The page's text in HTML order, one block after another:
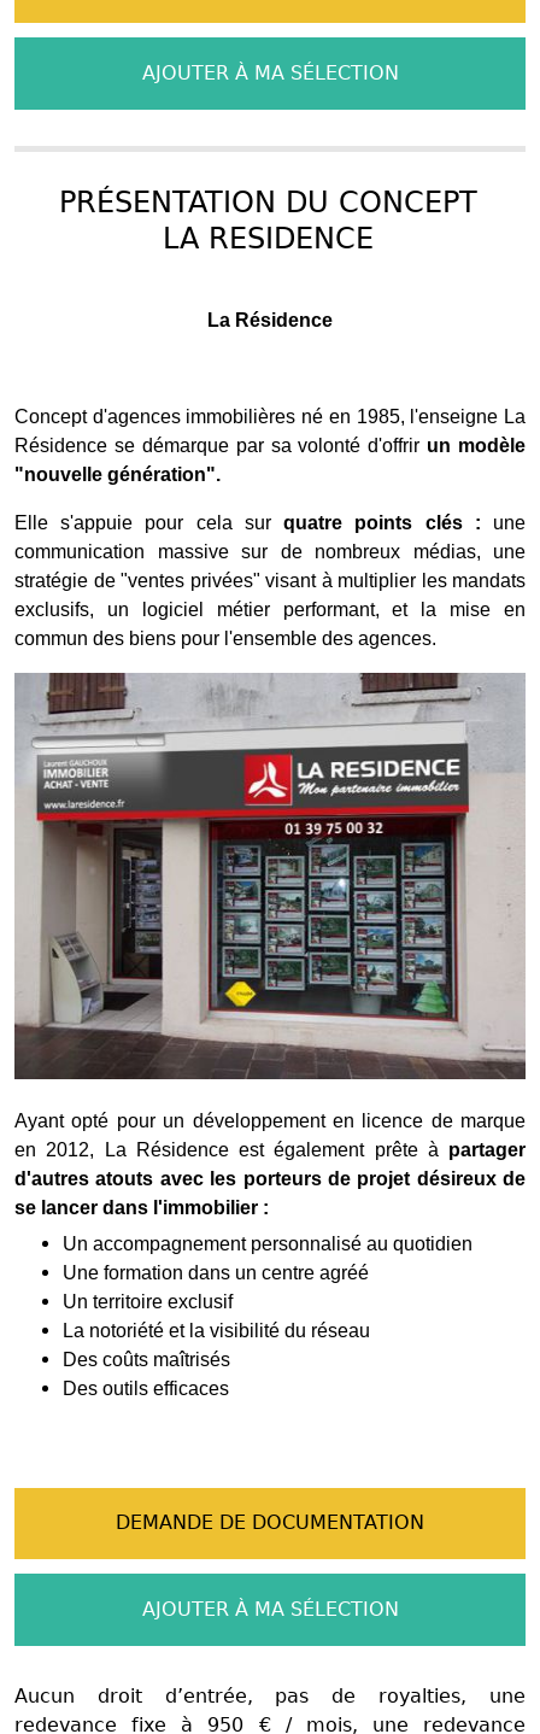
AJOUTER À MA SÉLECTION
PRÉSENTATION DU CONCEPT
LA RESIDENCE
La Résidence
Concept d'agences immobilières né en 1985, l'enseigne La
Résidence se démarque par sa volonté d'offrir un modèle
"nouvelle génération".
Elle s'appuie pour cela surquatre points clés : une
communication massive sur de nombreux médias, une
stratégie de "ventes privées" visant à multiplier les mandats
exclusifs, un logiciel métier performant, et la mise en
commun des biens pour l'ensemble des agences.
Ayant opté pour un développement en licence de marque
en 2012, La Résidence est également prête à partager
d'autres atouts avec les porteurs de projet désireux de
se lancer dans l'immobilier :
Un accompagnement personnalisé au quotidien
Une formation dans un centre agréé
Un territoire exclusif
La notoriété et la visibilité du réseau
Des coûts maîtrisés
Des outils efficaces
DEMANDE DE DOCUMENTATION
AJOUTER À MA SÉLECTION
Aucun droit d’entrée, pas de royalties, une
redevance fixe à 950 € / mois, une redevance